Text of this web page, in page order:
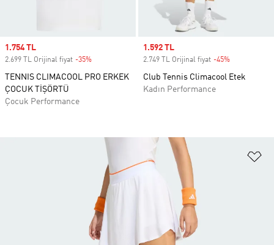
Sale price
1.754 TL
2.699 TL Orijinal fiyat -35%
TENNIS CLIMACOOL PRO ERKEK
ÇOCUK TİŞÖRTÜ
Çocuk Performance
Sale price
1.592 TL
2.749 TL Orijinal fiyat -45%
Club Tennis Climacool Etek
Kadın Performance